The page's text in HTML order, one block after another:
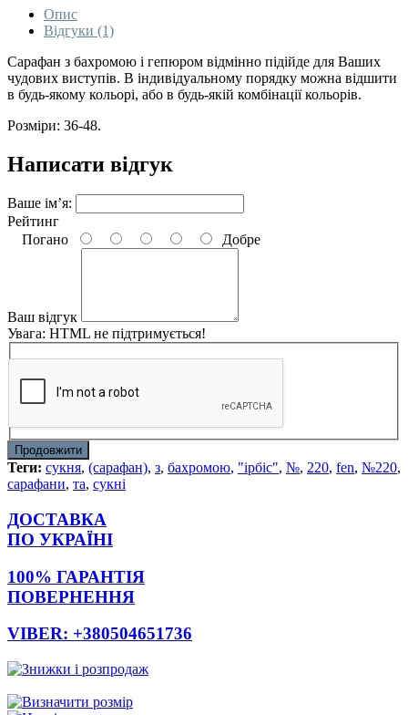
Опис
Відгуки (1)
Сарафан з бахромою і гепюром відмінно підійде для Ваших
чудових виступів. В індивідуальному порядку можна відшити
в будь-якому кольорі, або в будь-якій комбінації кольорів.
Розміри: 36-48.
Написати відгук
Ваше ім’я:
Рейтинг
Погано
Добре
Ваш відгук
Увага: HTML не підтримується!
Продовжити
Теги: сукня, (сарафан), з, бахромою, "ірбіс", №, 220, fen, №220,
сарафани, та, сукні
ДОСТАВКА
ПО УКРАЇНІ
100% ГАРАНТІЯ
ПОВЕРНЕННЯ
VIBER: +380504651736